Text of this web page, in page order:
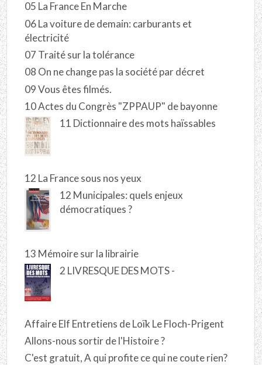
05 La France En Marche
06 La voiture de demain: carburants et
électricité
07 Traité sur la tolérance
08 On ne change pas la société par décret
09 Vous êtes filmés.
10 Actes du Congrès "ZPPAUP" de bayonne
11 Dictionnaire des mots haïssables
12 La France sous nos yeux
12 Municipales: quels enjeux
démocratiques ?
13 Mémoire sur la librairie
2 LIVRESQUE DES MOTS -
Affaire Elf Entretiens de Loïk Le Floch-Prigent
Allons-nous sortir de l'Histoire ?
C'est gratuit, A qui profite ce qui ne coute rien?